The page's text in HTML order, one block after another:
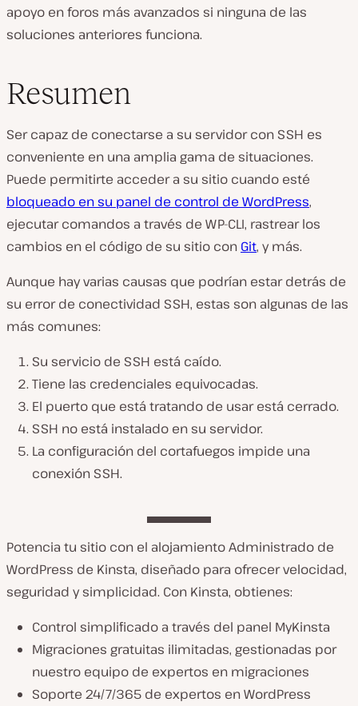
apoyo en foros más avanzados si ninguna de las
soluciones anteriores funciona.
Resumen
Ser capaz de conectarse a su servidor con SSH es
conveniente en una amplia gama de situaciones.
Puede permitirte acceder a su sitio cuando esté
bloqueado en su panel de control de WordPress,
ejecutar comandos a través de WP-CLI, rastrear los
cambios en el código de su sitio con Git, y más.
Aunque hay varias causas que podrían estar detrás de
su error de conectividad SSH, estas son algunas de las
más comunes:
Su servicio de SSH está caído.
Tiene las credenciales equivocadas.
El puerto que está tratando de usar está cerrado.
SSH no está instalado en su servidor.
La configuración del cortafuegos impide una
conexión SSH.
Potencia tu sitio con el alojamiento Administrado de
WordPress de Kinsta, diseñado para ofrecer velocidad,
seguridad y simplicidad. Con Kinsta, obtienes:
Control simplificado a través del panel MyKinsta
Migraciones gratuitas ilimitadas, gestionadas por
nuestro equipo de expertos en migraciones
Soporte 24/7/365 de expertos en WordPress